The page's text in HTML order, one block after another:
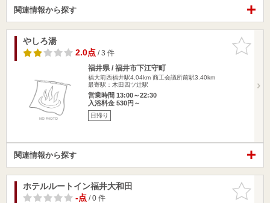
関連情報から探す
お気に入
りに追加
やしろ湯
2.0点/ 3 件
福井県 / 福井市下江守町
福大前西福井駅4.04km 商工会議所前駅3.40km
最寄駅：木田四ツ辻駅
営業時間 13:00～22:30
入浴料金 530円～
日帰り
関連情報から探す
お気に入
りに追加
ホテルルートイン福井大和田
-点/ 0 件